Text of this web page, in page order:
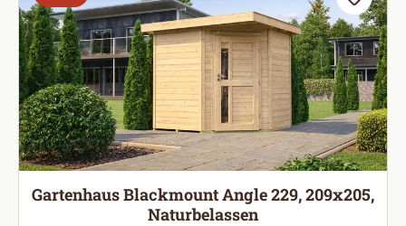
Gartenhaus Blackmount Angle 229, 209x205,
Naturbelassen